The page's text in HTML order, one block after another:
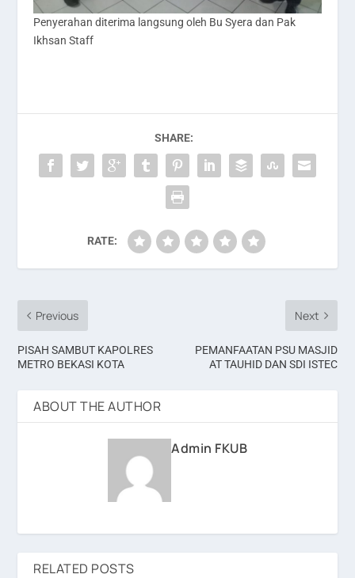
Penyerahan diterima langsung oleh Bu Syera dan Pak
Ikhsan Staff
SHARE:
RATE:
Previous
PISAH SAMBUT KAPOLRES
METRO BEKASI KOTA
Next
PEMANFAATAN PSU MASJID
AT TAUHID DAN SDI ISTEC
ABOUT THE AUTHOR
Admin FKUB
RELATED POSTS